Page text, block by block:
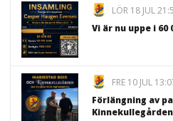
LÖR 18 JUL
Vi är nu uppe i 60
FRE 10 JUL
Förlängning av
Kinnekullegården